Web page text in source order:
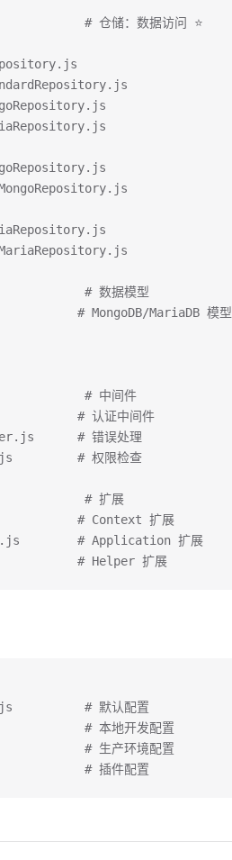
# 仓储：数据访问 ⭐
# 数据模型
# MongoDB/MariaDB 模型
# 中间件
# 认证中间件
# 错误处理
# 权限检查
# 扩展
# Context 扩展
# Application 扩展
# Helper 扩展
# 默认配置
# 本地开发配置
# 生产环境配置
# 插件配置